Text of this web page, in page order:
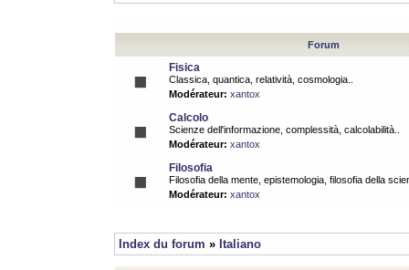
Forum
Fisica
Classica, quantica, relatività, cosmologia..
Modérateur: xantox
Calcolo
Scienze dell'informazione, complessità, calcolabilità..
Modérateur: xantox
Filosofia
Filosofia della mente, epistemologia, filosofia della
Modérateur: xantox
Index du forum » Italiano